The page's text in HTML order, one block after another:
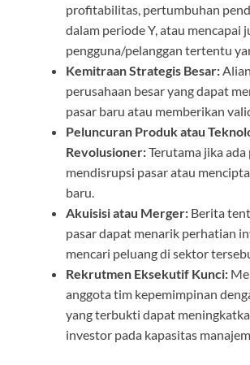
profitabilitas, pertumbuhan
dalam periode Y, atau mencapai
pengguna/pelanggan tertentu
Kemitraan Strategis Besar:
perusahaan besar yang dapat
pasar baru atau memberikan
Peluncuran Produk atau
Revolusioner:Terutama jika
mendisrupsi pasar atau
baru.
Akuisisi atau Merger: Berita
pasar dapat menarik perhatian
mencari peluang di sektor
Rekrutmen Eksekutif Kunci:
anggota tim kepemimpinan
yang terbukti dapat
investor pada kapasitas